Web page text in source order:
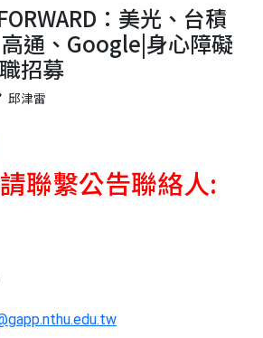
：美光、台積
通、Google|身心障礙
招募
邱津雷
聯繫公告聯絡人: